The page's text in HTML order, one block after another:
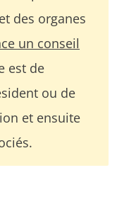
des organes
un conseil
est de
ou de
et ensuite